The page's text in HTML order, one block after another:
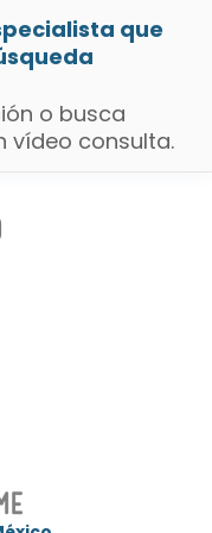
que
o busca
vídeo consulta.